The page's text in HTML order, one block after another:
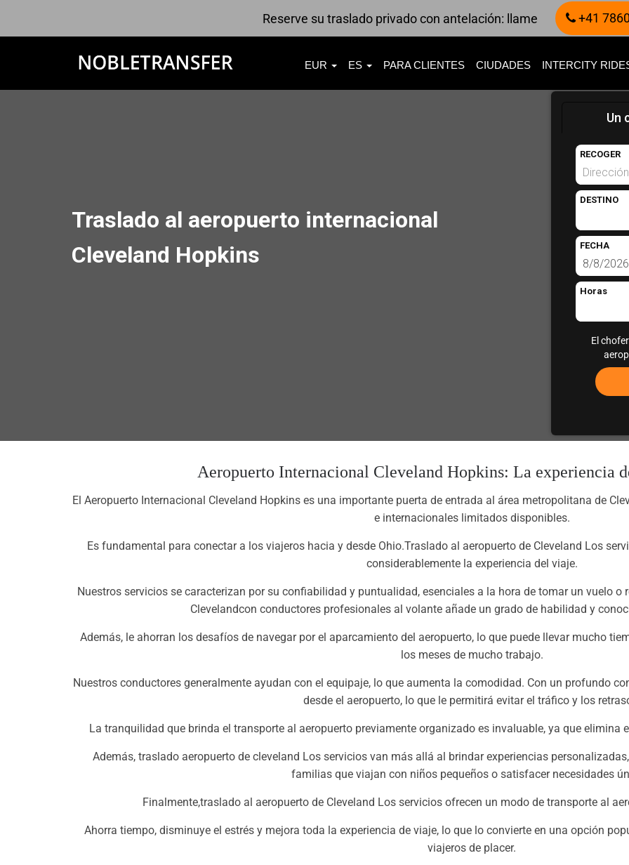
Reserve su traslado privado con antelación: llame +41
EUR ES PARA CLIENTES CIUDADES INTERCITY
Traslado al aeropuerto internacional
Cleveland Hopkins
Un
RECOGER
DESTINO
FECHA
Horas
El
Aeropuerto Internacional Cleveland Hopkins: La experiencia
El Aeropuerto Internacional Cleveland Hopkins es una importante puerta de entrada al área metropolitana de
e internacionales limitados disponibles.
Es fundamental para conectar a los viajeros hacia y desde Ohio.Traslado al aeropuerto de Cleveland Los
considerablemente la experiencia del viaje.
Nuestros servicios se caracterizan por su confiabilidad y puntualidad, esenciales a la hora de tomar un vuelo o
Clevelandcon conductores profesionales al volante añade un grado de habilidad y
Además, le ahorran los desafíos de navegar por el aparcamiento del aeropuerto, lo que puede llevar mucho
los meses de mucho trabajo.
Nuestros conductores generalmente ayudan con el equipaje, lo que aumenta la comodidad. Con un profundo
desde el aeropuerto, lo que le permitirá evitar el tráfico y los
La tranquilidad que brinda el transporte al aeropuerto previamente organizado es invaluable, ya que elimina
Además, traslado aeropuerto de cleveland Los servicios van más allá al brindar experiencias
familias que viajan con niños pequeños o satisfacer necesidades
Finalmente,traslado al aeropuerto de Cleveland Los servicios ofrecen un modo de transporte al
Ahorra tiempo, disminuye el estrés y mejora toda la experiencia de viaje, lo que lo convierte en una opción
viajeros de placer.